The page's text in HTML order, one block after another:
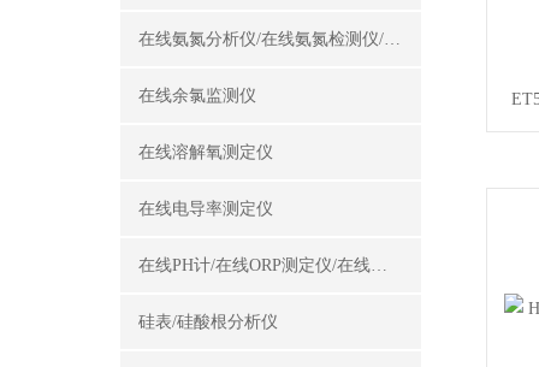
在线氨氮分析仪/在线氨氮检测仪/氨氮变送器
在线余氯监测仪
在线溶解氧测定仪
在线电导率测定仪
在线PH计/在线ORP测定仪/在线酸碱度计
硅表/硅酸根分析仪